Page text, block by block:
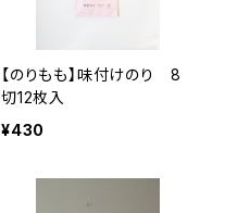
【のりもも】味付けのり 8
切12枚入
¥430